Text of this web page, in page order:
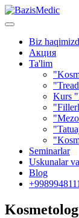
Biz
Акция
Ta'lim
Kurs
Seminarlar
Uskunalar
Blog